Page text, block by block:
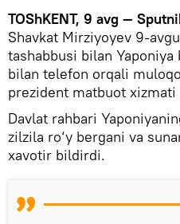
TOShKENT, 9 avg —
Shavkat Mirziyoyev 9-
tashabbusi bilan
bilan telefon orqali
prezident matbuot xizmati
Davlat rahbari
zilzila ro‘y bergani va
xavotir bildirdi.